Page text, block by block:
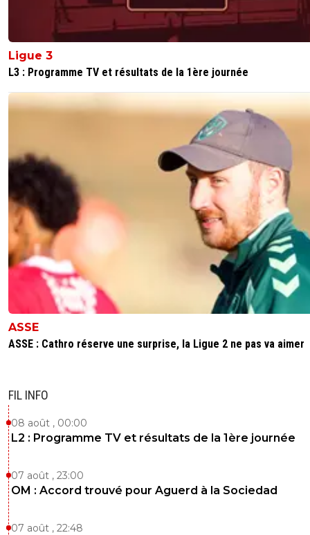
Ligue 3
L3 : Programme TV et résultats de la 1ère journée
ASSE
ASSE : Cathro réserve une surprise, la Ligue 2 ne pas va aimer
FIL INFO
08 août , 00:00
L2 : Programme TV et résultats de la 1ère journée
07 août , 23:00
OM : Accord trouvé pour Aguerd à la Sociedad
07 août , 22:48